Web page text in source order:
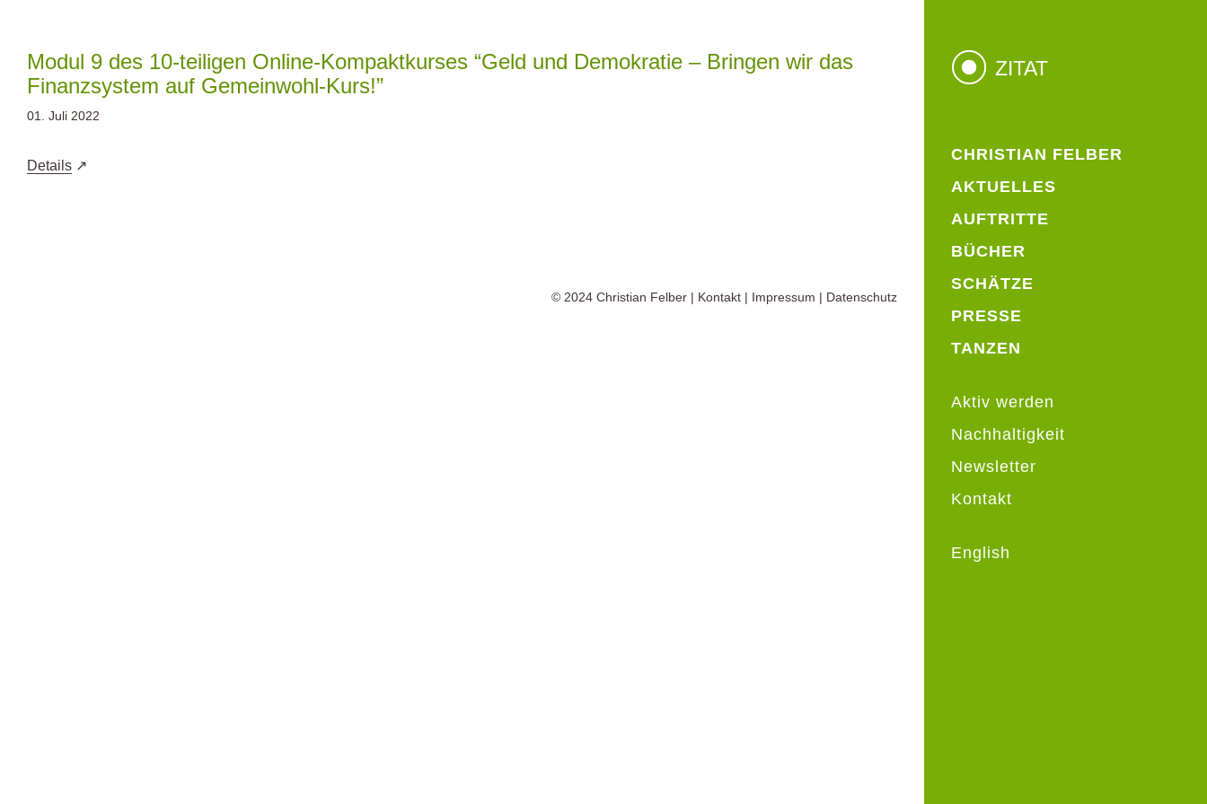
springen
CHRISTIAN FELBER
AKTUELLES
AUFTRITTE
BÜCHER
SCHÄTZE
PRESSE
TANZEN
Aktiv werden
Nachhaltigkeit
Newsletter
Kontakt
English
ZITAT
Modul 9 des 10-teiligen Online-Kompaktkurses “Geld und Demokratie – Bringen wir das
Finanzsystem auf Gemeinwohl-Kurs!”
01. Juli 2022
Details
© 2024 Christian Felber | Kontakt | Impressum | Datenschutz